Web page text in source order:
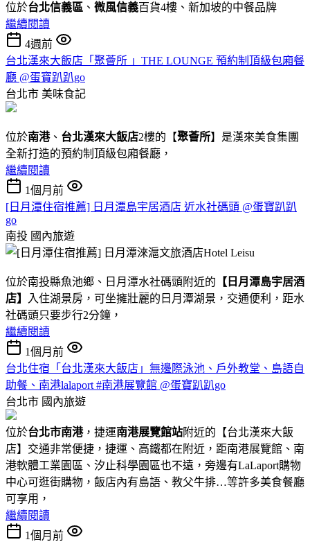
位於台北信義區 、 微風信義百貨4樓、新加坡的中餐品牌
繼續閱讀
4週前
台北漢來大飯店「聚薈所 」THE LOUNGE 預約制頂級包廂餐
廳 @蛋寶趴趴go
台北市 美味食記
位於南港、 台北漢來大飯店2樓的【聚薈所】是漢來美食集團
全新打造的預約制頂級包廂餐廳，
繼續閱讀
1個月前
[日月潭住宿推薦] 日月潭島宇居酒店 近水社碼頭 @蛋寶趴趴
go
南投 國內旅遊
位於南投縣魚池鄉、日月潭水社碼頭附近的 【日月潭島宇居酒
店】
入住湖景房，可坐擁壯麗的日月潭湖景，交通便利，距水
社碼頭只要步行2分鐘，
繼續閱讀
1個月前
台北住宿「台北漢來大飯店」無邊際泳池、戶外教堂、島語自
助餐、南港lalaport #南港展覽館 @蛋寶趴趴go
台北市 國內旅遊
位於台北市南港，捷運南港展覽館站附近的【台北漢來大飯
店】交通非常便捷，捷運、高鐵都在附近，距南港展覽館、南
港軟體工業園區、汐止科學園區也不遠，旁邊有LaLaport購物
中心可逛街購物，飯店內有島語、教父牛排…等許多美食餐廳
可享用，
繼續閱讀
1個月前